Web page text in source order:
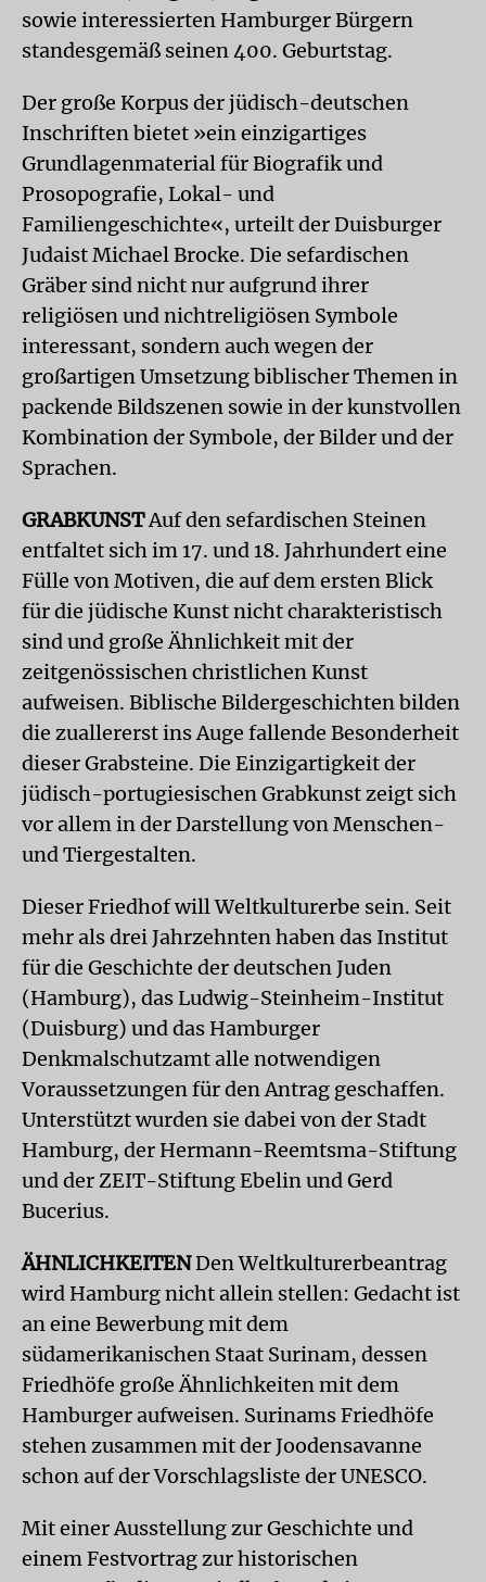
sowie interessierten Hamburger Bürgern
standesgemäß seinen 400. Geburtstag.
Der große Korpus der jüdisch-deutschen
Inschriften bietet »ein einzigartiges
Grundlagenmaterial für Biografik und
Prosopografie, Lokal- und
Familiengeschichte«, urteilt der Duisburger
Judaist Michael Brocke. Die sefardischen
Gräber sind nicht nur aufgrund ihrer
religiösen und nichtreligiösen Symbole
interessant, sondern auch wegen der
großartigen Umsetzung biblischer Themen in
packende Bildszenen sowie in der kunstvollen
Kombination der Symbole, der Bilder und der
Sprachen.
GRABKUNSTAuf den sefardischen Steinen
entfaltet sich im 17. und 18. Jahrhundert eine
Fülle von Motiven, die auf dem ersten Blick
für die jüdische Kunst nicht charakteristisch
sind und große Ähnlichkeit mit der
zeitgenössischen christlichen Kunst
aufweisen. Biblische Bildergeschichten bilden
die zuallererst ins Auge fallende Besonderheit
dieser Grabsteine. Die Einzigartigkeit der
jüdisch-portugiesischen Grabkunst zeigt sich
vor allem in der Darstellung von Menschen-
und Tiergestalten.
Dieser Friedhof will Weltkulturerbe sein. Seit
mehr als drei Jahrzehnten haben das Institut
für die Geschichte der deutschen Juden
(Hamburg), das Ludwig-Steinheim-Institut
(Duisburg) und das Hamburger
Denkmalschutzamt alle notwendigen
Voraussetzungen für den Antrag geschaffen.
Unterstützt wurden sie dabei von der Stadt
Hamburg, der Hermann-Reemtsma-Stiftung
und der ZEIT-Stiftung Ebelin und Gerd
Bucerius.
ÄHNLICHKEITENDen Weltkulturerbeantrag
wird Hamburg nicht allein stellen: Gedacht ist
an eine Bewerbung mit dem
südamerikanischen Staat Surinam, dessen
Friedhöfe große Ähnlichkeiten mit dem
Hamburger aufweisen. Surinams Friedhöfe
stehen zusammen mit der Joodensavanne
schon auf der Vorschlagsliste der UNESCO.
Mit einer Ausstellung zur Geschichte und
einem Festvortrag zur historischen